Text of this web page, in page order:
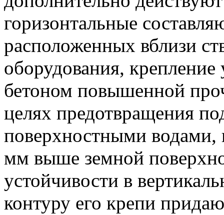
горизонтальные
расположенных вблизи
оборудования,
бетоном повышенной
целях предотвращения
поверхностными водами,
мм выше земной
устойчивости в
контуру его крепи